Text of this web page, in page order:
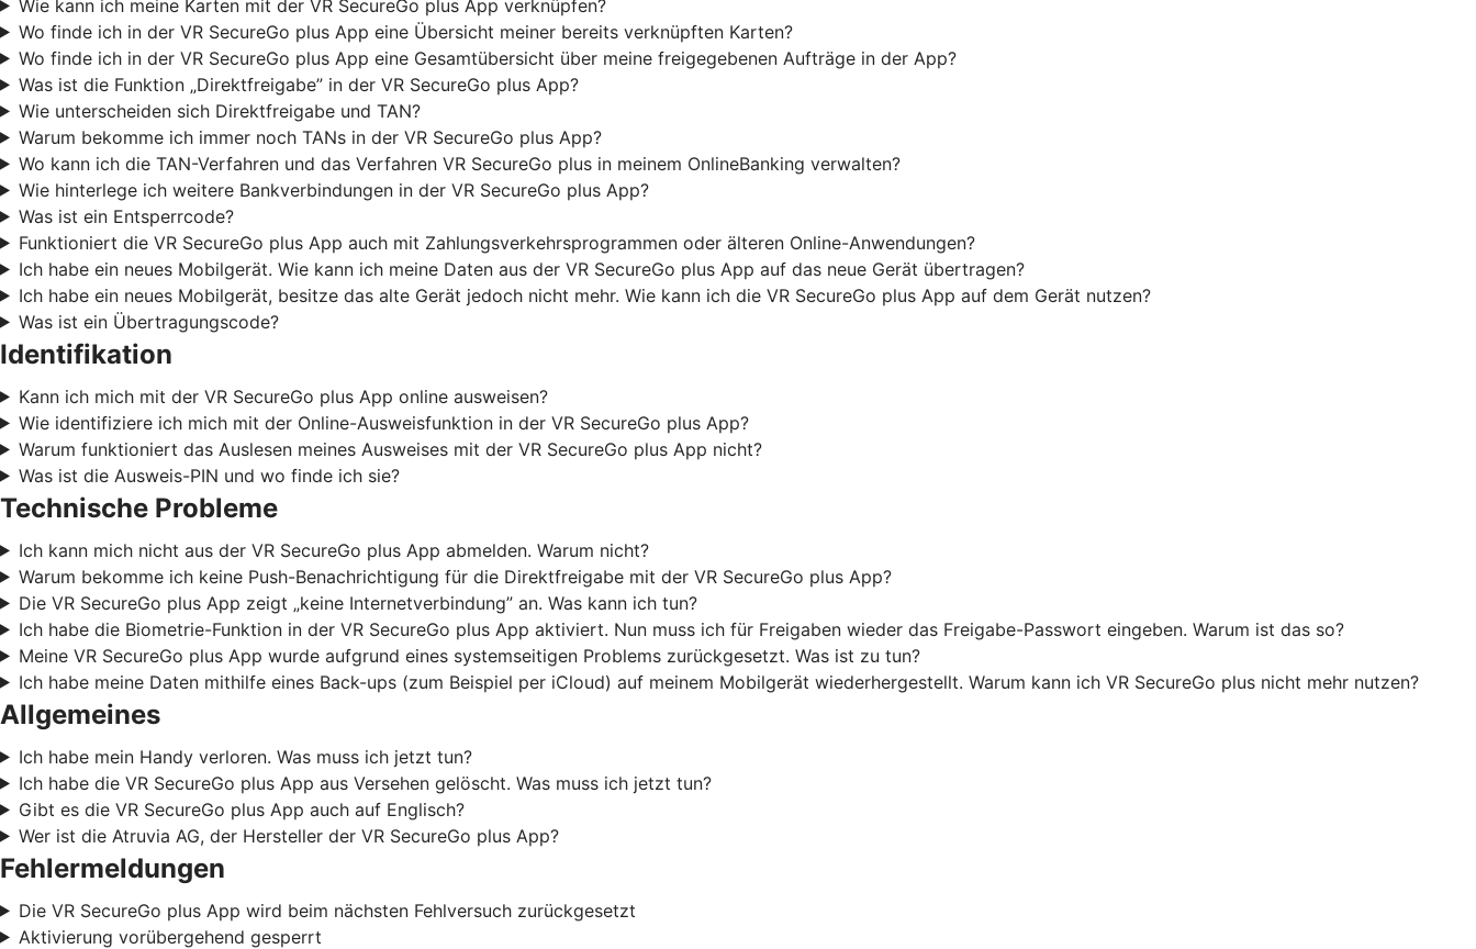
Wie kann ich meine Karten mit der VR SecureGo plus App verknüpfen?
Wo finde ich in der VR SecureGo plus App eine Übersicht meiner bereits verknüpften Karten?
Wo finde ich in der VR SecureGo plus App eine Gesamtübersicht über meine freigegebenen Aufträge in der App?
Was ist die Funktion „Direktfreigabe” in der VR SecureGo plus App?
Wie unterscheiden sich Direktfreigabe und TAN?
Warum bekomme ich immer noch TANs in der VR SecureGo plus App?
Wo kann ich die TAN-Verfahren und das Verfahren VR SecureGo plus in meinem OnlineBanking verwalten?
Wie hinterlege ich weitere Bankverbindungen in der VR SecureGo plus App?
Was ist ein Entsperrcode?
Funktioniert die VR SecureGo plus App auch mit Zahlungsverkehrsprogrammen oder älteren Online-Anwendungen?
Ich habe ein neues Mobilgerät. Wie kann ich meine Daten aus der VR SecureGo plus App auf das neue Gerät übertragen?
Ich habe ein neues Mobilgerät, besitze das alte Gerät jedoch nicht mehr. Wie kann ich die VR SecureGo plus App auf dem Gerät nutzen?
Was ist ein Übertragungscode?
Identifikation
Kann ich mich mit der VR SecureGo plus App online ausweisen?
Wie identifiziere ich mich mit der Online-Ausweisfunktion in der VR SecureGo plus App?
Warum funktioniert das Auslesen meines Ausweises mit der VR SecureGo plus App nicht?
Was ist die Ausweis-PIN und wo finde ich sie?
Technische Probleme
Ich kann mich nicht aus der VR SecureGo plus App abmelden. Warum nicht?
Warum bekomme ich keine Push-Benachrichtigung für die Direktfreigabe mit der VR SecureGo plus App?
Die VR SecureGo plus App zeigt „keine Internetverbindung” an. Was kann ich tun?
Ich habe die Biometrie-Funktion in der VR SecureGo plus App aktiviert. Nun muss ich für Freigaben wieder das Freigabe-Passwort eingeben. Warum ist das so?
Meine VR SecureGo plus App wurde aufgrund eines systemseitigen Problems zurückgesetzt. Was ist zu tun?
Ich habe meine Daten mithilfe eines Back-ups (zum Beispiel per iCloud) auf meinem Mobilgerät wiederhergestellt. Warum kann ich VR SecureGo plus nicht mehr nutzen?
Allgemeines
Ich habe mein Handy verloren. Was muss ich jetzt tun?
Ich habe die VR SecureGo plus App aus Versehen gelöscht. Was muss ich jetzt tun?
Gibt es die VR SecureGo plus App auch auf Englisch?
Wer ist die Atruvia AG, der Hersteller der VR SecureGo plus App?
Fehlermeldungen
Die VR SecureGo plus App wird beim nächsten Fehlversuch zurückgesetzt
Aktivierung vorübergehend gesperrt